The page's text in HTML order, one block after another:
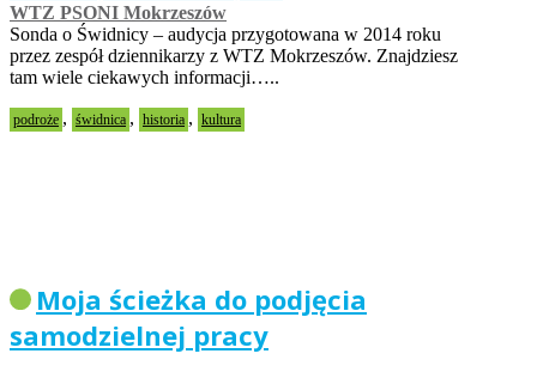
WTZ PSONI Mokrzeszów
Sonda o Świdnicy – audycja przygotowana w 2014 roku
przez zespół dziennikarzy z WTZ Mokrzeszów. Znajdziesz
tam wiele ciekawych informacji…..
podroże , świdnica , historia , kultura
Moja ścieżka do podjęcia
samodzielnej pracy